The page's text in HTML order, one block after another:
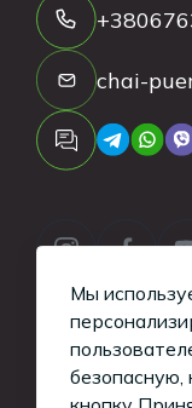
chai-
Мы
безопасную,